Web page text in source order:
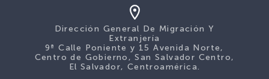
Dirección General De Migración Y
Extranjería
9ª Calle Poniente y 15 Avenida Norte,
Centro de Gobierno, San Salvador Centro,
El Salvador, Centroamérica.